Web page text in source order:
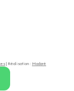
| Réalisation : Madaré